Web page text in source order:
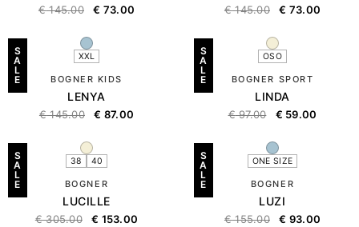
€145.00 € 73.00 €145.00 € 73.00
S
A
L
E
XXL
BOGNER KIDS
LENYA
€145.00 € 87.00
S
A
L
E
OSO
BOGNER SPORT
LINDA
€97.00 € 59.00
S
A
L
E
38 40
BOGNER
LUCILLE
€305.00 € 153.00
S
A
L
E
ONE SIZE
BOGNER
LUZI
€155.00 € 93.00